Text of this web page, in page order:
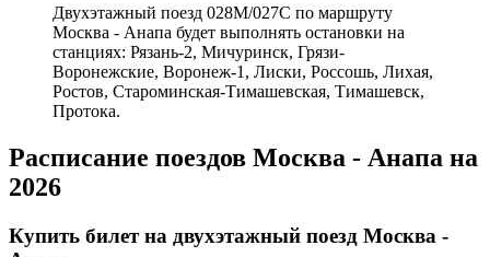
Двухэтажный поезд 028М/027С по маршруту
Москва - Анапа будет выполнять остановки на
станциях: Рязань-2, Мичуринск, Грязи-
Воронежские, Воронеж-1, Лиски, Россошь, Лихая,
Ростов, Староминская-Тимашевская, Тимашевск,
Протока.
Расписание поездов Москва - Анапа на
2026
Купить билет на двухэтажный поезд Москва -